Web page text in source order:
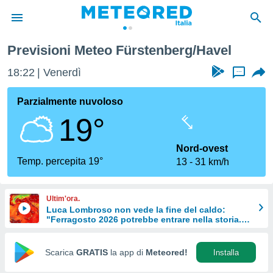
di
per
le
di
Web
Previsioni Meteo Fürstenberg/Havel
18:22 Venerdì ...
Parzialmente nuvoloso
19°
Temp. percepita 19°
Nord-ovest
13
31 km/h
Ultim'ora.
Luca Lombroso non vede la fine del caldo:
"Ferragosto 2026 potrebbe entrare nella storia.
Scarica GRATIS la app di Meteored! Installa